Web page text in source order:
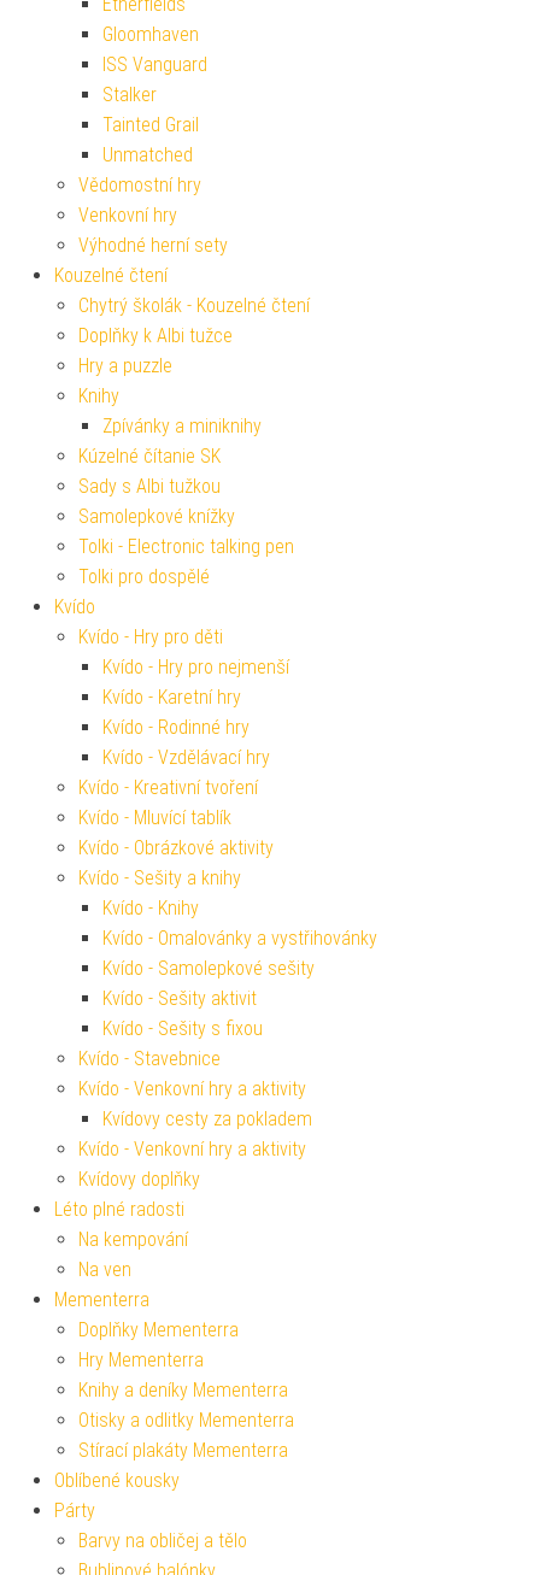
Gloomhaven
ISS Vanguard
Stalker
Tainted Grail
Unmatched
Vědomostní hry
Venkovní hry
Výhodné herní sety
Kouzelné čtení
Chytrý školák - Kouzelné čtení
Doplňky k Albi tužce
Hry a puzzle
Knihy
Zpívánky a miniknihy
Kúzelné čítanie SK
Sady s Albi tužkou
Samolepkové knížky
Tolki - Electronic talking pen
Tolki pro dospělé
Kvído
Kvído - Hry pro děti
Kvído - Hry pro nejmenší
Kvído - Karetní hry
Kvído - Rodinné hry
Kvído - Vzdělávací hry
Kvído - Kreativní tvoření
Kvído - Mluvící tablík
Kvído - Obrázkové aktivity
Kvído - Sešity a knihy
Kvído - Knihy
Kvído - Omalovánky a vystřihovánky
Kvído - Samolepkové sešity
Kvído - Sešity aktivit
Kvído - Sešity s fixou
Kvído - Stavebnice
Kvído - Venkovní hry a aktivity
Kvídovy cesty za pokladem
Kvído - Venkovní hry a aktivity
Kvídovy doplňky
Léto plné radosti
Na kempování
Na ven
Mementerra
Doplňky Mementerra
Hry Mementerra
Knihy a deníky Mementerra
Otisky a odlitky Mementerra
Stírací plakáty Mementerra
Oblíbené kousky
Párty
Barvy na obličej a tělo